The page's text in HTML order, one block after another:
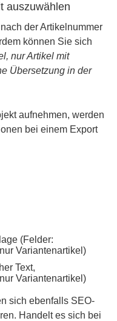
auszuwählen
der Artikelnummer
können Sie sich
nur Artikel mit
Übersetzung in der
aufnehmen, werden
bei einem Export
(Felder:
Variantenartikel)
Text,
Variantenartikel)
sich ebenfalls SEO-
Handelt es sich bei